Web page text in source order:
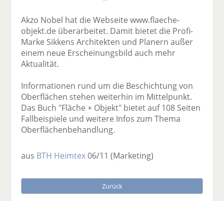
Akzo Nobel hat die Webseite www.flaeche-
objekt.de überarbeitet. Damit bietet die Profi-
Marke Sikkens Architekten und Planern außer
einem neue Erscheinungsbild auch mehr
Aktualität.
Informationen rund um die Beschichtung von
Oberflächen stehen weiterhin im Mittelpunkt.
Das Buch "Fläche + Objekt" bietet auf 108 Seiten
Fallbeispiele und weitere Infos zum Thema
Oberflächenbehandlung.
aus BTH Heimtex06/11(Marketing)
Zurück